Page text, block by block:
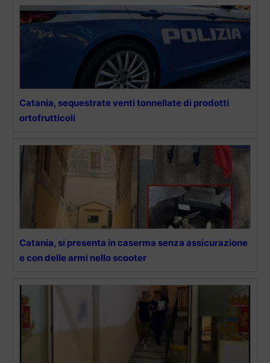
Catania, sequestrate venti tonnellate di prodotti
ortofrutticoli
Catania, si presenta in caserma senza assicurazione
e con delle armi nello scooter